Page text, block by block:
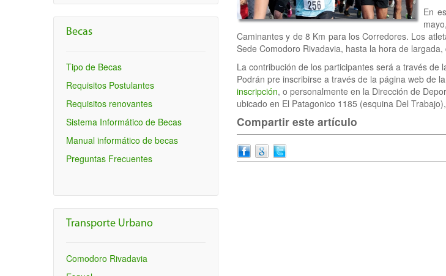
Becas
Tipo de Becas
Requisitos Postulantes
Requisitos renovantes
Sistema Informático de Becas
Manual informático de becas
Preguntas Frecuentes
Transporte Urbano
Comodoro Rivadavia
En
Caminantes y de 8 Km para los Corredores. Los
Sede Comodoro Rivadavia, hasta la hora de
La contribución de los participantes será a través
Podrán pre inscribirse a través de la página web de
inscripción, o personalmente en la Dirección de
ubicado en El Patagonico 1185 (esquina Del
Compartir este artículo